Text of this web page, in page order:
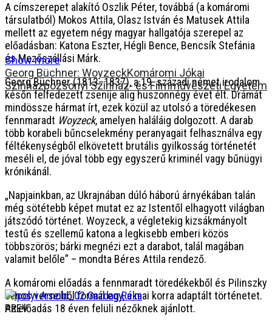
A címszerepet alakító Oszlik Péter, továbbá (a komáromi
társulatból) Mokos Attila, Olasz István és Matusek Attila
mellett az egyetem négy magyar hallgatója szerepel az
előadásban: Katona Eszter, Hégli Bence, Bencsík Stefánia
és Mezőszállási Márk.
Georg Büchner (1813–1837), a 19. századi német irodalom
későn felfedezett zsenije alig huszonnégy évet élt. Drámát
mindössze hármat írt, ezek közül az utolsó a töredékesen
fennmaradt Woyzeck, amelyen haláláig dolgozott. A darab
több korabeli bűncselekmény peranyagait felhasználva egy
féltékenységből elkövetett brutális gyilkosság történetét
meséli el, de jóval több egy egyszerű kriminél vagy bűnügyi
krónikánál.
„Napjainkban, az Ukrajnában dúló háború árnyékában talán
még sötétebb képet mutat ez az Istentől elhagyott világban
játszódó történet. Woyzeck, a végletekig kizsákmányolt
testű és szellemű katona a legkisebb emberi közös
többszörös; bárki megnézi ezt a darabot, talál magában
valamit belőle” – mondta Béres Attila rendező.
A komáromi előadás a fennmaradt töredékekből és Pilinszky
János verseiből formál egy, a mai korra adaptált történetet.
Az előadás 18 éven felüli nézőknek ajánlott.
Show more
Georg Büchner: WoyzeckKomáromi Jókai
Színházpozsonyi Színház- és Filmművészeti Egyetem
PREV